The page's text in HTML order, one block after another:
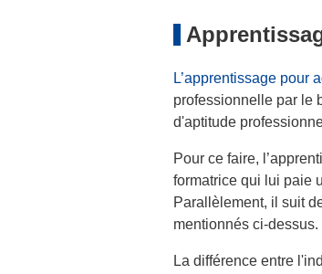
L’apprentissage pour
professionnelle par le
d'aptitude
Pour ce faire,
formatrice qui lui paie
Parallèlement, il suit
mentionnés ci-dessus.
La différence entre